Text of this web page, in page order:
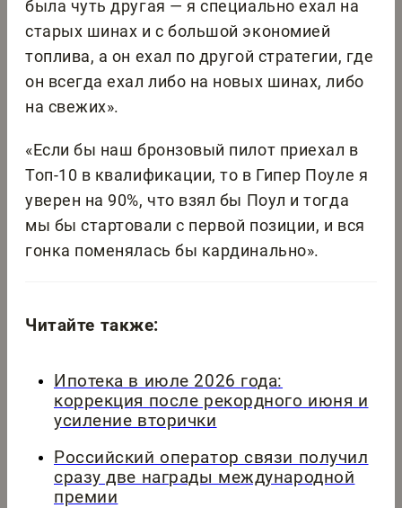
была чуть другая — я специально ехал на
старых шинах и с большой экономией
топлива, а он ехал по другой стратегии, где
он всегда ехал либо на новых шинах, либо
на свежих».
«Если бы наш бронзовый пилот приехал в
Топ-10 в квалификации, то в Гипер Поуле я
уверен на 90%, что взял бы Поул и тогда
мы бы стартовали с первой позиции, и вся
гонка поменялась бы кардинально».
Читайте также:
Ипотека в июле 2026 года:
коррекция после рекордного июня и
усиление вторички
Российский оператор связи получил
сразу две награды международной
премии